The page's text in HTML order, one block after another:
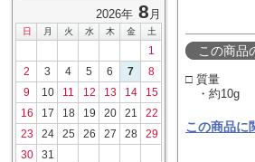
2026年 8 月
日 月 火 水 木 金 土
1
2
3 4 5 6 7
8
9
10 11 12 13 14
15
16
17 18 19 20 21
22
23
24 25 26 27 28
29
30
31
この商品
□ 質量
・約10g
この商品に